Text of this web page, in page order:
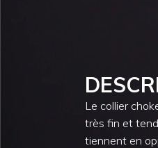
Le collier
très fin et
tiennent en